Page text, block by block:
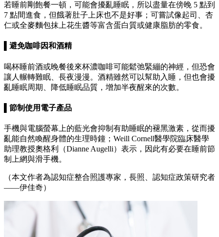
若睡前剛飽餐一頓，可能會擾亂睡眠，所以盡量在傍晚 5 點到
7 點間進食，但餓著肚子上床也不是好事；可嘗試像起司、杏
仁或全麥麵包抹上花生醬等富含蛋白質或健康脂肪的零食。
▌避免咖啡因和酒精
喝杯睡前酒或晚餐後來杯濃咖啡可能鬆弛緊繃的神經，但恐會
讓人輾轉難眠、長夜漫漫。酒精雖然可以幫助入睡，但也會擾
亂睡眠周期、降低睡眠品質，增加半夜醒來的次數。
▌節制使用電子產品
手機與電腦螢幕上的藍光會抑制有助睡眠的褪黑激素，從而擾
亂能自然喚醒身體的生理時鐘；Weill Cornell醫學院臨床醫學
助理教授奧格利（Dianne Augelli）表示，因此有必要在睡前節
制上網與滑手機。
（本文作者為認知症整合照護專家，長照、認知症政策研究者
——伊佳奇）